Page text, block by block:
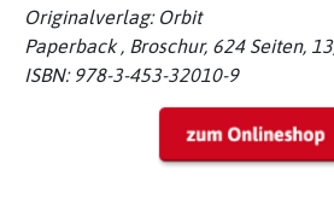
Originalverlag: Orbit
Paperback , Broschur, 624 Seiten,
ISBN: 978-3-453-32010-9